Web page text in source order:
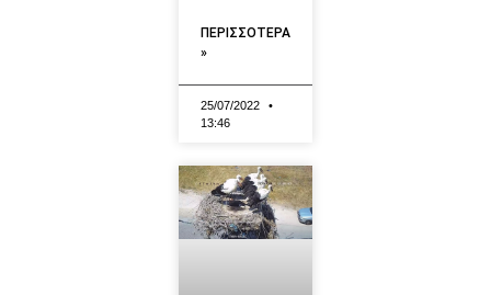
ΠΕΡΙΣΣΟΤΕΡΑ
»
25/07/2022
13:46